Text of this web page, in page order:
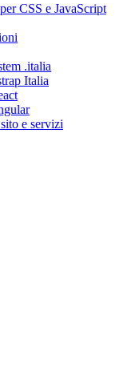
CSS e JavaScript
.italia
Italia
e servizi